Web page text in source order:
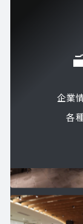
企業
各